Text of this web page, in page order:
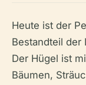
Heute ist der
Bestandteil der
Der Hügel ist
Bäumen,